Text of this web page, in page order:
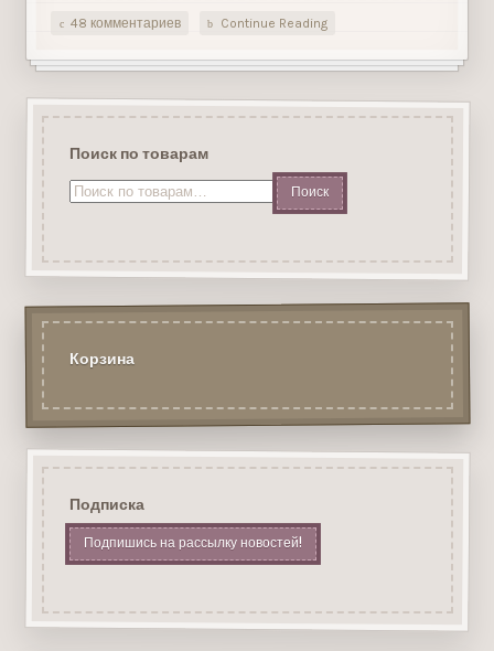
48 комментариев Continue Reading
Поиск по товарам
Искать:
Корзина
Подписка
Подпишись на рассылку новостей!